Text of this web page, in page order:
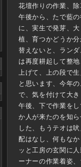
花壇作りの作業、
午後から、たで藍
に、実生で発芽、
植、育つかどうか
替えないと、ラン
は再度耕起して整
上げて、上の段で
と思います、今年
で、気を付けて大
午後、下で作業を
か人が来たのを知
した、もうテオは
配はなし、何もな
ッと工房の玄関に
ーナーの作業着姿